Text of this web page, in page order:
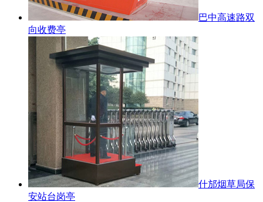
巴中高速路双
向收费亭
什邡烟草局保
安站台岗亭